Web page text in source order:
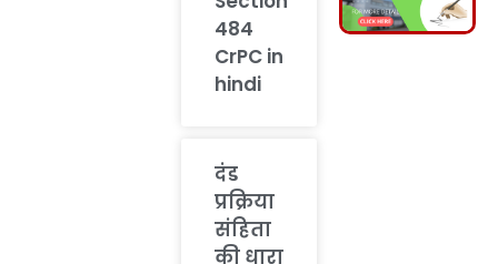
484
CrPC in
hindi
दंड
प्रक्रिया
संहिता
की धारा